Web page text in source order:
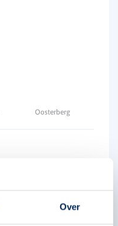
Over
Oosterberg